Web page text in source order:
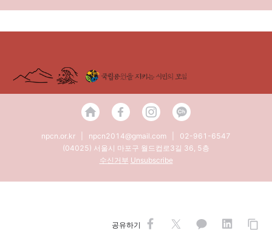
npcn.or.kr | npcn2014@gmail.com | 02-961-6547
(04025) 서울시 마포구 월드컵로3길 36, 5층
수신거부 Unsubscribe
공유하기